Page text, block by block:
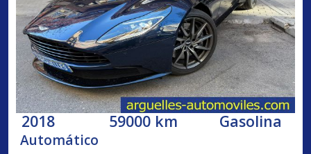
2018 59000 km Gasolina
Automático